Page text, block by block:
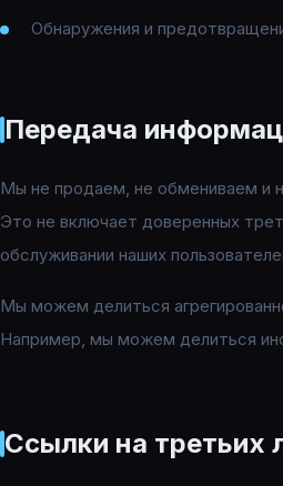
Обнаружения и
Передача
Мы не продаем, не обмениваем и
Это не включает доверенных
обслуживании наших
Мы можем делиться
Например, мы можем делиться
Ссылки на третьих